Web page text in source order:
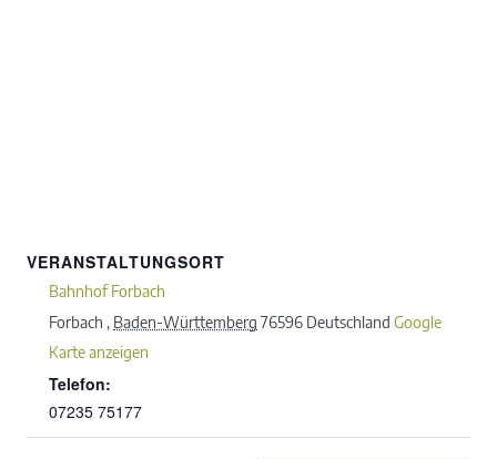
VERANSTALTUNGSORT
Bahnhof Forbach
Forbach , Baden-Württemberg 76596 Deutschland Google
Karte anzeigen
Telefon:
07235 75177